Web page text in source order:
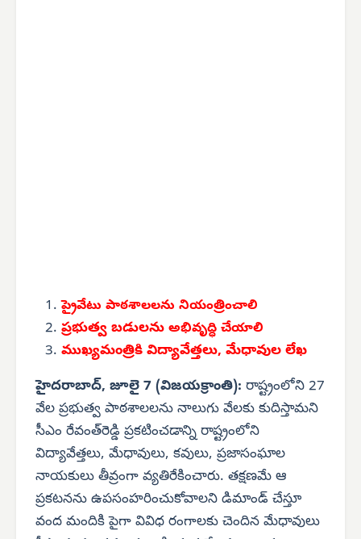
ప్రైవేటు పాఠశాలలను నియంత్రించాలి
ప్రభుత్వ బడులను అభివృద్ధి చేయాలి
ముఖ్యమంత్రికి విద్యావేత్తలు, మేధావుల లేఖ
హైదరాబాద్, జూలై 7 (విజయక్రాంతి): రాష్ట్రంలోని 27
వేల ప్రభుత్వ పాఠశాలలను నాలుగు వేలకు కుదిస్తామని
సీఎం రేవంత్‌రెడ్డి ప్రకటించడాన్ని రాష్ట్రంలోని
విద్యావేత్తలు, మేధావులు, కవులు, ప్రజాసంఘాల
నాయకులు తీవ్రంగా వ్యతిరేకించారు. తక్షణమే ఆ
ప్రకటనను ఉపసంహరించుకోవాలని డిమాండ్ చేస్తూ
వంద మందికి పైగా వివిధ రంగాలకు చెందిన మేధావులు